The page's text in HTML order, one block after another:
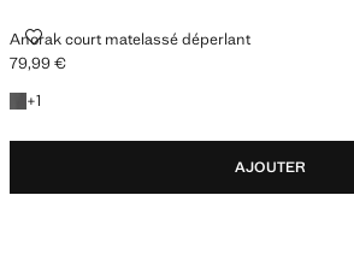
Anorak court matelassé déperlant
ANORAK COURT MATELASSÉ DÉPERLANT
Prix actuel [79,99 € ]
79,99 €
+1
+1 couleur
AJOUTER